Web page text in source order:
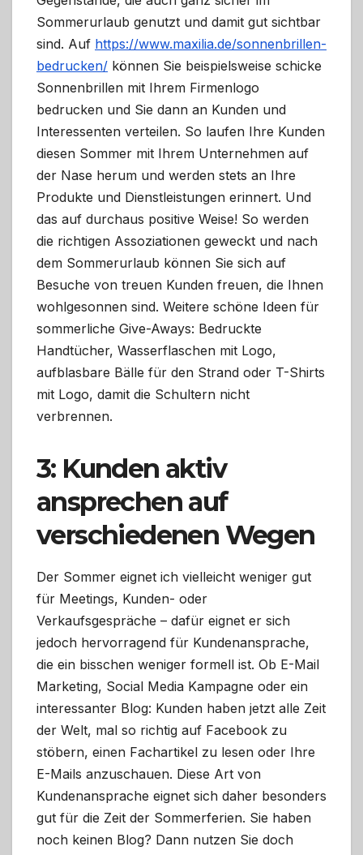
Sommerurlaub genutzt und damit gut sichtbar
sind. Auf https://www.maxilia.de/sonnenbrillen-
bedrucken/ können Sie beispielsweise schicke
Sonnenbrillen mit Ihrem Firmenlogo
bedrucken und Sie dann an Kunden und
Interessenten verteilen. So laufen Ihre Kunden
diesen Sommer mit Ihrem Unternehmen auf
der Nase herum und werden stets an Ihre
Produkte und Dienstleistungen erinnert. Und
das auf durchaus positive Weise! So werden
die richtigen Assoziationen geweckt und nach
dem Sommerurlaub können Sie sich auf
Besuche von treuen Kunden freuen, die Ihnen
wohlgesonnen sind. Weitere schöne Ideen für
sommerliche Give-Aways: Bedruckte
Handtücher, Wasserflaschen mit Logo,
aufblasbare Bälle für den Strand oder T-Shirts
mit Logo, damit die Schultern nicht
verbrennen.
3: Kunden aktiv
ansprechen auf
verschiedenen Wegen
Der Sommer eignet ich vielleicht weniger gut
für Meetings, Kunden- oder
Verkaufsgespräche – dafür eignet er sich
jedoch hervorragend für Kundenansprache,
die ein bisschen weniger formell ist. Ob E-Mail
Marketing, Social Media Kampagne oder ein
interessanter Blog: Kunden haben jetzt alle Zeit
der Welt, mal so richtig auf Facebook zu
stöbern, einen Fachartikel zu lesen oder Ihre
E-Mails anzuschauen. Diese Art von
Kundenansprache eignet sich daher besonders
gut für die Zeit der Sommerferien. Sie haben
noch keinen Blog? Dann nutzen Sie doch